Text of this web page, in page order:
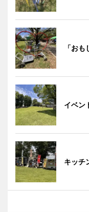
「おも
イベン
キッチ